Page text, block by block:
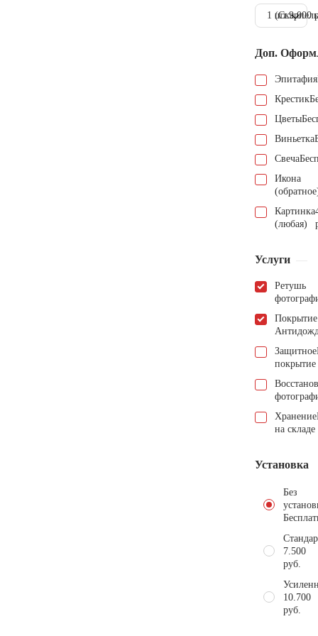
1 шт.9.000
Доп.
Эпитафия
Крестик
Цветы
Виньетка
Свеча
Икона
Картинка
(любая)
Услуги
Ретушь
Покрытие
Защитное
покрытие
Хранение
на складе
Установка
Без
7.500
руб.
10.700
руб.